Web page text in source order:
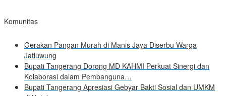
Komunitas
Gerakan Pangan Murah di Manis Jaya Diserbu Warga
Jatiuwung
Bupati Tangerang Dorong MD KAHMI Perkuat Sinergi dan
Kolaborasi dalam Pembanguna…
Bupati Tangerang Apresiasi Gebyar Bakti Sosial dan UMKM